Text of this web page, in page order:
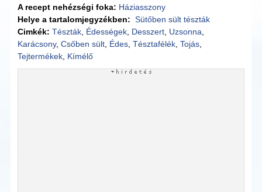
A recept nehézségi foka: Háziasszony
Helye a tartalomjegyzékben: Sütőben sült tészták
Cimkék: Tészták Édességek Desszert Uzsonna
Karácsony,Csőben sült Édes ,Tésztafélék ,Tojás
Tejtermékek Kímélő